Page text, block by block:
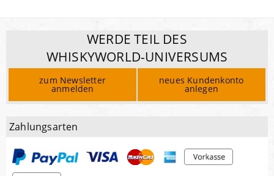
WERDE TEIL DES
WHISKYWORLD-UNIVERSUMS
zum Newsletter
anmelden
neues Kundenkonto
anlegen
Zahlungsarten